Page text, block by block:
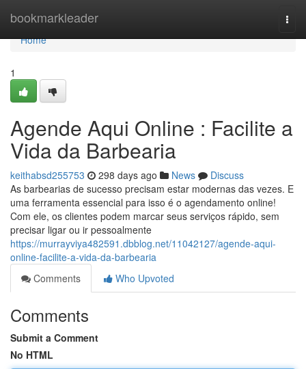
bookmarkleader
Home
Home
1
Agende Aqui Online : Facilite a
Vida da Barbearia
keithabsd255753 298 days ago News
Discuss
As barbearias de sucesso precisam estar modernas das vezes. E
uma ferramenta essencial para isso é o agendamento online!
Com ele, os clientes podem marcar seus serviços rápido, sem
precisar ligar ou ir pessoalmente
https://murrayviya482591.dbblog.net/11042127/agende-aqui-
online-facilite-a-vida-da-barbearia
Comments
Who Upvoted
Comments
Submit a Comment
No HTML